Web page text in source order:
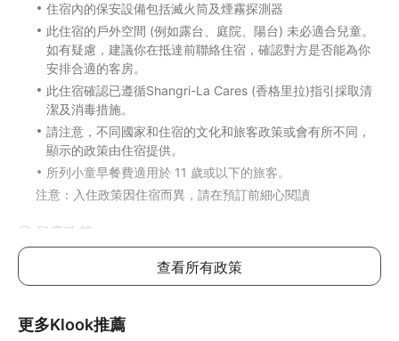
住宿內的保安設備包括滅火筒及煙霧探測器
此住宿的戶外空間 (例如露台、庭院、陽台) 未必適合兒童。
如有疑慮，建議你在抵達前聯絡住宿，確認對方是否能為你
安排合適的客房。
此住宿確認已遵循Shangri-La Cares (香格里拉)指引採取清
潔及消毒措施。
請注意，不同國家和住宿的文化和旅客政策或會有所不同，
顯示的政策由住宿提供。
所列小童早餐費適用於 11 歲或以下的旅客。
注意：入住政策因住宿而異，請在預訂前細心閱讀
兒童政策
任何年齡的兒童均可入住此酒店
0至11歲
查看所有政策
更多Klook推薦